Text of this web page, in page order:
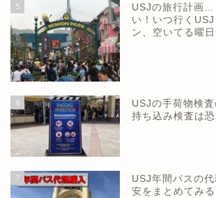
5
USJの旅行計画…
い！いつ行く
ン、空いてる曜日
6
USJの手荷物検
持ち込み検査は
7
USJ年間パスの
安をまとめてみる